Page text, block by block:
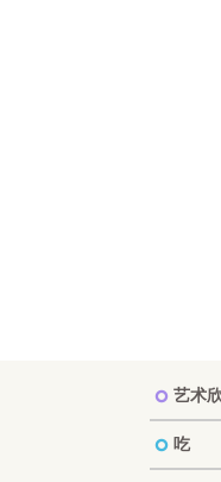
艺术
吃